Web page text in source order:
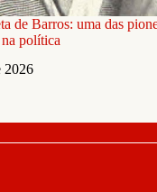
de Barros: uma das
política
2026